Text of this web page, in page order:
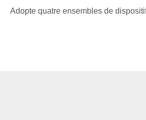
Adopte quatre ensembles de